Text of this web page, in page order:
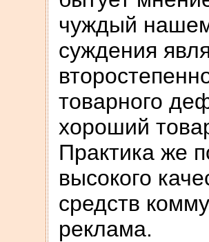
чуждый
суждения
товарного
хороший
Практика же
высокого
средств
реклама.